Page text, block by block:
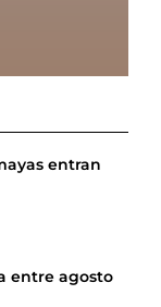
entran
entre agosto